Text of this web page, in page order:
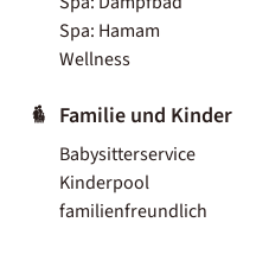
Spa: Hamam
Wellness
Familie und Kinder
Babysitterservice
Kinderpool
familienfreundlich